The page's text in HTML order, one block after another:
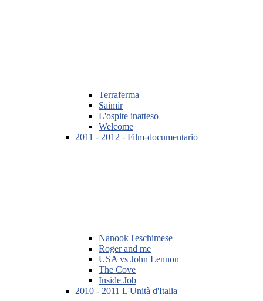
Terraferma
Saimir
L'ospite inatteso
Welcome
2011 - 2012 - Film-documentario
Nanook l'eschimese
Roger and me
USA vs John Lennon
The Cove
Inside Job
2010 - 2011 L'Unità d'Italia